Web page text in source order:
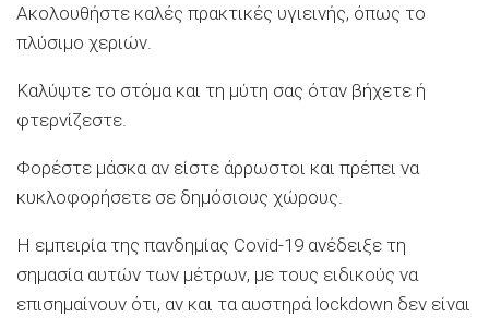
Ακολουθήστε καλές πρακτικές υγιεινής, όπως το
πλύσιμο χεριών.
Καλύψτε το στόμα και τη μύτη σας όταν βήχετε ή
φτερνίζεστε.
Φορέστε μάσκα αν είστε άρρωστοι και πρέπει να
κυκλοφορήσετε σε δημόσιους χώρους.
Η εμπειρία της πανδημίας Covid-19 ανέδειξε τη
σημασία αυτών των μέτρων, με τους ειδικούς να
επισημαίνουν ότι, αν και τα αυστηρά lockdown δεν είναι